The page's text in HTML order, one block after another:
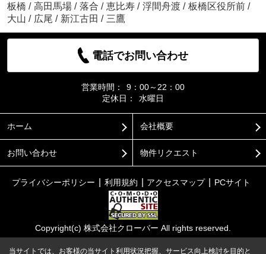
板橋 / 高田馬場 / 落合 / 恵比寿 / 浮間舟渡 / 板橋区役所前 /
大山 / 広尾 / 新江古田 / 三鷹
電話でお問い合わせ
営業時間：
9：00～22：00
定休日：
水曜日
ホーム 会社概要
お問い合わせ 物件リクエスト
プライバシーポリシー 利用規約 アクセスマップ PCサイト
Copyright(c) 株式会社クローバー All rights reserved.
当サイトでは、お客様の当サイト利用状況把握、サービス向上検討を目的と